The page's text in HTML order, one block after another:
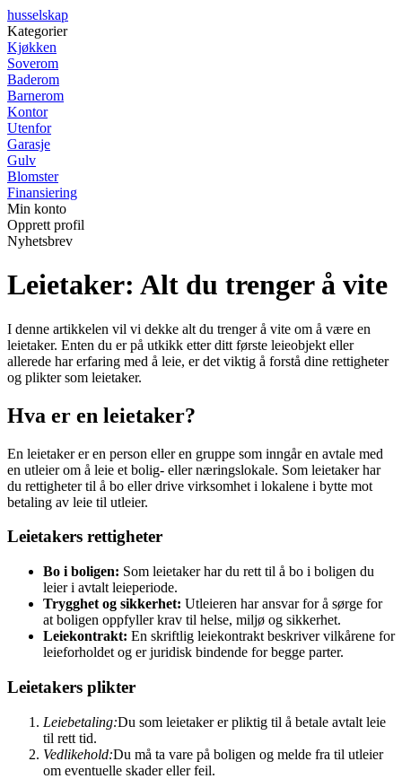
husselskap
Kategorier
Kjøkken
Soverom
Baderom
Barnerom
Kontor
Utenfor
Garasje
Gulv
Blomster
Finansiering
Min konto
Opprett profil
Nyhetsbrev
Leietaker: Alt du trenger å vite
I denne artikkelen vil vi dekke alt du trenger å vite om å være en
leietaker. Enten du er på utkikk etter ditt første leieobjekt eller
allerede har erfaring med å leie, er det viktig å forstå dine rettigheter
og plikter som leietaker.
Hva er en leietaker?
En leietaker er en person eller en gruppe som inngår en avtale med
en utleier om å leie et bolig- eller næringslokale. Som leietaker har
du rettigheter til å bo eller drive virksomhet i lokalene i bytte mot
betaling av leie til utleier.
Leietakers rettigheter
Bo i boligen: Som leietaker har du rett til å bo i boligen du
leier i avtalt leieperiode.
Trygghet og sikkerhet: Utleieren har ansvar for å sørge for
at boligen oppfyller krav til helse, miljø og sikkerhet.
Leiekontrakt: En skriftlig leiekontrakt beskriver vilkårene for
leieforholdet og er juridisk bindende for begge parter.
Leietakers plikter
Leiebetaling:Du som leietaker er pliktig til å betale avtalt leie
til rett tid.
Vedlikehold:Du må ta vare på boligen og melde fra til utleier
om eventuelle skader eller feil.